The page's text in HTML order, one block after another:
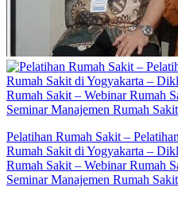
Pelatihan Rumah Sakit –
Rumah Sakit di Yogyakarta –
Rumah Sakit – Webinar Rumah
Seminar Manajemen Rumah Sakit